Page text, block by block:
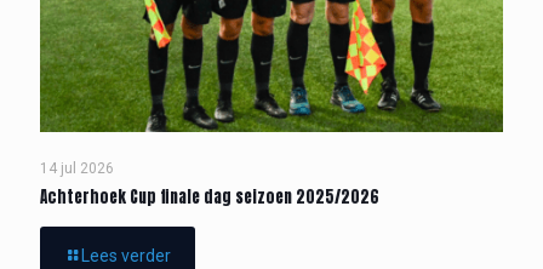
14 jul 2026
Achterhoek Cup finale dag seizoen 2025/2026
Lees verder